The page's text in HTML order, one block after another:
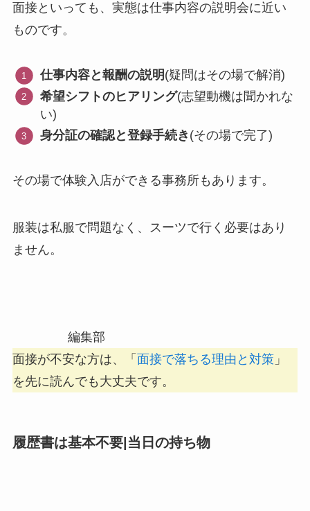
面接といっても、実態は仕事内容の説明会に近い
ものです。
仕事内容と報酬の説明 (疑問はその場で解消)
希望シフトのヒアリング(志望動機は聞かれな
い)
身分証の確認と登録手続き (その場で完了)
その場で体験入店ができる事務所もあります。
服装は私服で問題なく、スーツで行く必要はあり
ません。
編集部
面接が不安な方は、「 面接で落ちる理由と対策」
を先に読んでも大丈夫です。
履歴書は基本不要|当日の持ち物